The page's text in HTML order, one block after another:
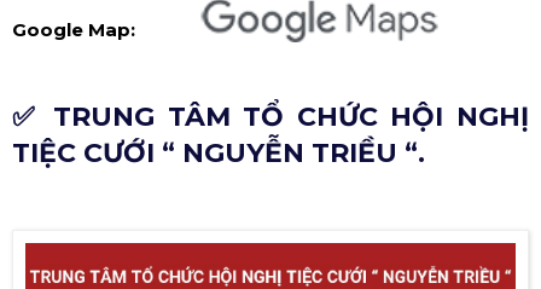
Google Map:
✅ TRUNG TÂM TỔ CHỨC HỘI NGHỊ
TIỆC CƯỚI “ NGUYỄN TRIỀU “.